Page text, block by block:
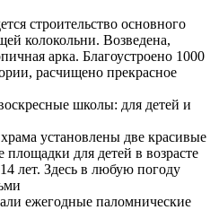
строительство основного
колокольни. Возведена,
арка. Благоустроено 1000
расчищено прекрасное
школы: для детей и
установлены две красивые
площадки для детей в возрасте
лет. Здесь в любую погоду
ежегодные паломнические